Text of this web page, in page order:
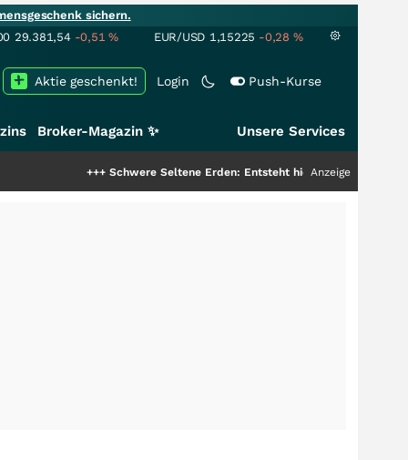
sichern.
29.381,54 -0,51% EUR/USD 1,15225 -0,28 %
Login Push-Kurse
Aktie geschenkt!
Broker-Magazin ✨ Unsere Services
Schwere Seltene Erden: Entsteht hier die nächste Milliardenstory?
Anzeige